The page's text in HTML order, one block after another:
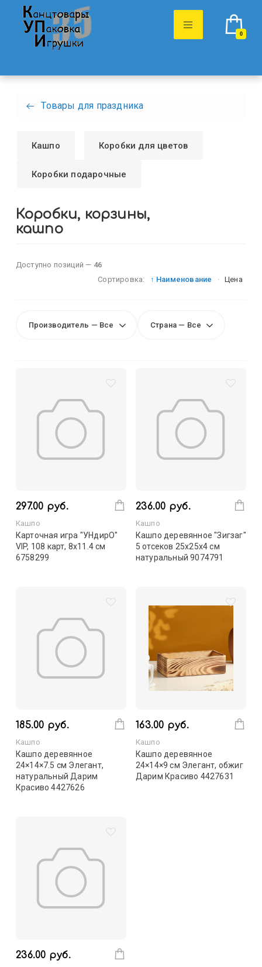
0
Товары для праздника
Кашпо Коробки для цветов
Коробки подарочные
Коробки, корзины,
кашпо
Доступно позиций — 46
Сортировка:
↑ Наименование · Цена
Производитель — Все Страна — Все
297.00 руб.
Кашпо
Карточная игра "УНдирО"
VIP, 108 карт, 8х11.4 см
6758299
236.00 руб.
Кашпо
Кашпо деревянное "Зигзаг"
5 отсеков 25х25х4 см
натуральный 9074791
185.00 руб.
Кашпо
Кашпо деревянное
24×14×7.5 см Элегант,
натуральный Дарим
Красиво 4427626
163.00 руб.
Кашпо
Кашпо деревянное
24×14×9 см Элегант, обжиг
Дарим Красиво 4427631
236.00 руб.